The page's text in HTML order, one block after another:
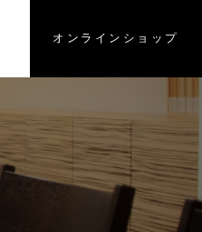
オンラインショップ